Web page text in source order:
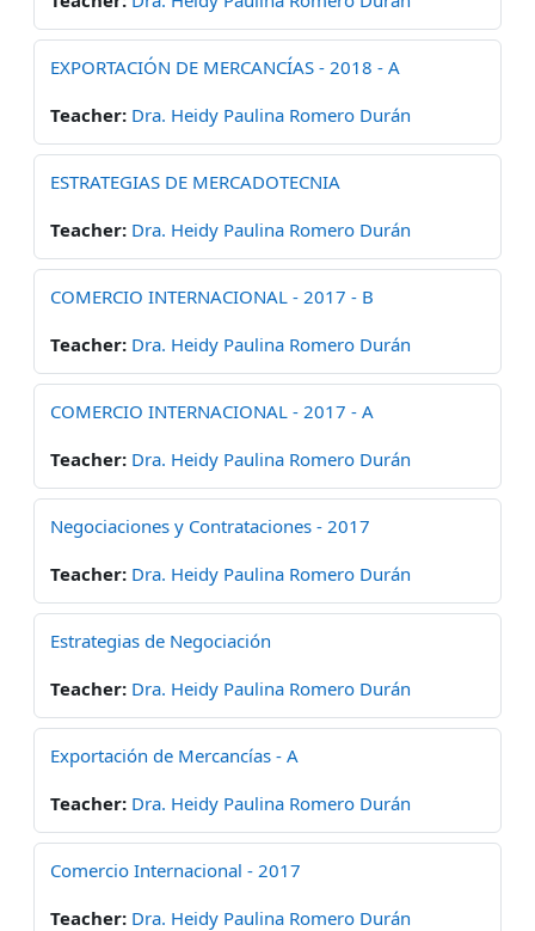
EXPORTACIÓN DE MERCANCÍAS - 2018 - A
Teacher: Dra. Heidy Paulina Romero Durán
ESTRATEGIAS DE MERCADOTECNIA
Teacher: Dra. Heidy Paulina Romero Durán
COMERCIO INTERNACIONAL - 2017 - B
Teacher: Dra. Heidy Paulina Romero Durán
COMERCIO INTERNACIONAL - 2017 - A
Teacher: Dra. Heidy Paulina Romero Durán
Negociaciones y Contrataciones - 2017
Teacher: Dra. Heidy Paulina Romero Durán
Estrategias de Negociación
Teacher: Dra. Heidy Paulina Romero Durán
Exportación de Mercancías - A
Teacher: Dra. Heidy Paulina Romero Durán
Comercio Internacional - 2017
Teacher: Dra. Heidy Paulina Romero Durán